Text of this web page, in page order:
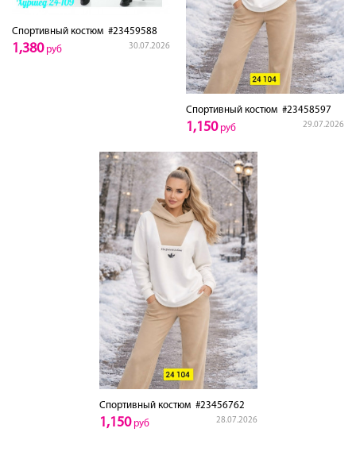
Спортивный костюм #23459588
30.07.2026
1,380руб
Спортивный костюм #23458597
29.07.2026
1,150руб
Спортивный костюм#23456762
28.07.2026
1,150руб